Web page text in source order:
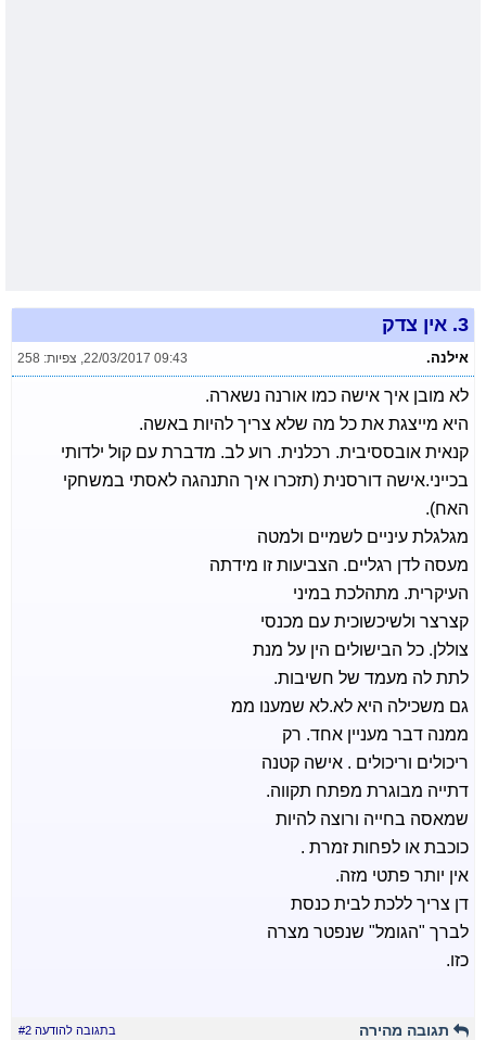
3. אין צדק
אילנה. 22/03/2017 09:43
, צפיות: 258
לא מובן איך אישה כמו אורנה נשארה.
היא מייצגת את כל מה שלא צריך להיות באשה.
קנאית אובססיבית. רכלנית. רוע לב. מדברת עם קול ילדותי
בכייני.אישה דורסנית (תזכרו איך התנהגה לאסתי במשחקי
האח).
מגלגלת עיניים לשמיים ולמטה
מעסה לדן רגליים. הצביעות זו מידתה
העיקרית. מתהלכת במיני
קצרצר ולשיכשוכית עם מכנסי
צוללן. כל הבישולים הין על מנת
לתת לה מעמד של חשיבות.
גם משכילה היא לא.לא שמענו ממ
ממנה דבר מעניין אחד. רק
ריכולים וריכולים . אישה קטנה
דתייה מבוגרת מפתח תקווה.
שמאסה בחייה ורוצה להיות
כוכבת או לפחות זמרת .
אין יותר פתטי מזה.
דן צריך ללכת לבית כנסת
לברך "הגומל" שנפטר מצרה
כזו.
תגובה מהירה בתגובה להודעה #2